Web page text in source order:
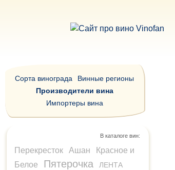
Сорта винограда
Винные регионы
Производители вина
Импортеры вина
В каталоге вин:
Перекресток Ашан
Красное и
Белое
Пятерочка ЛЕНТА